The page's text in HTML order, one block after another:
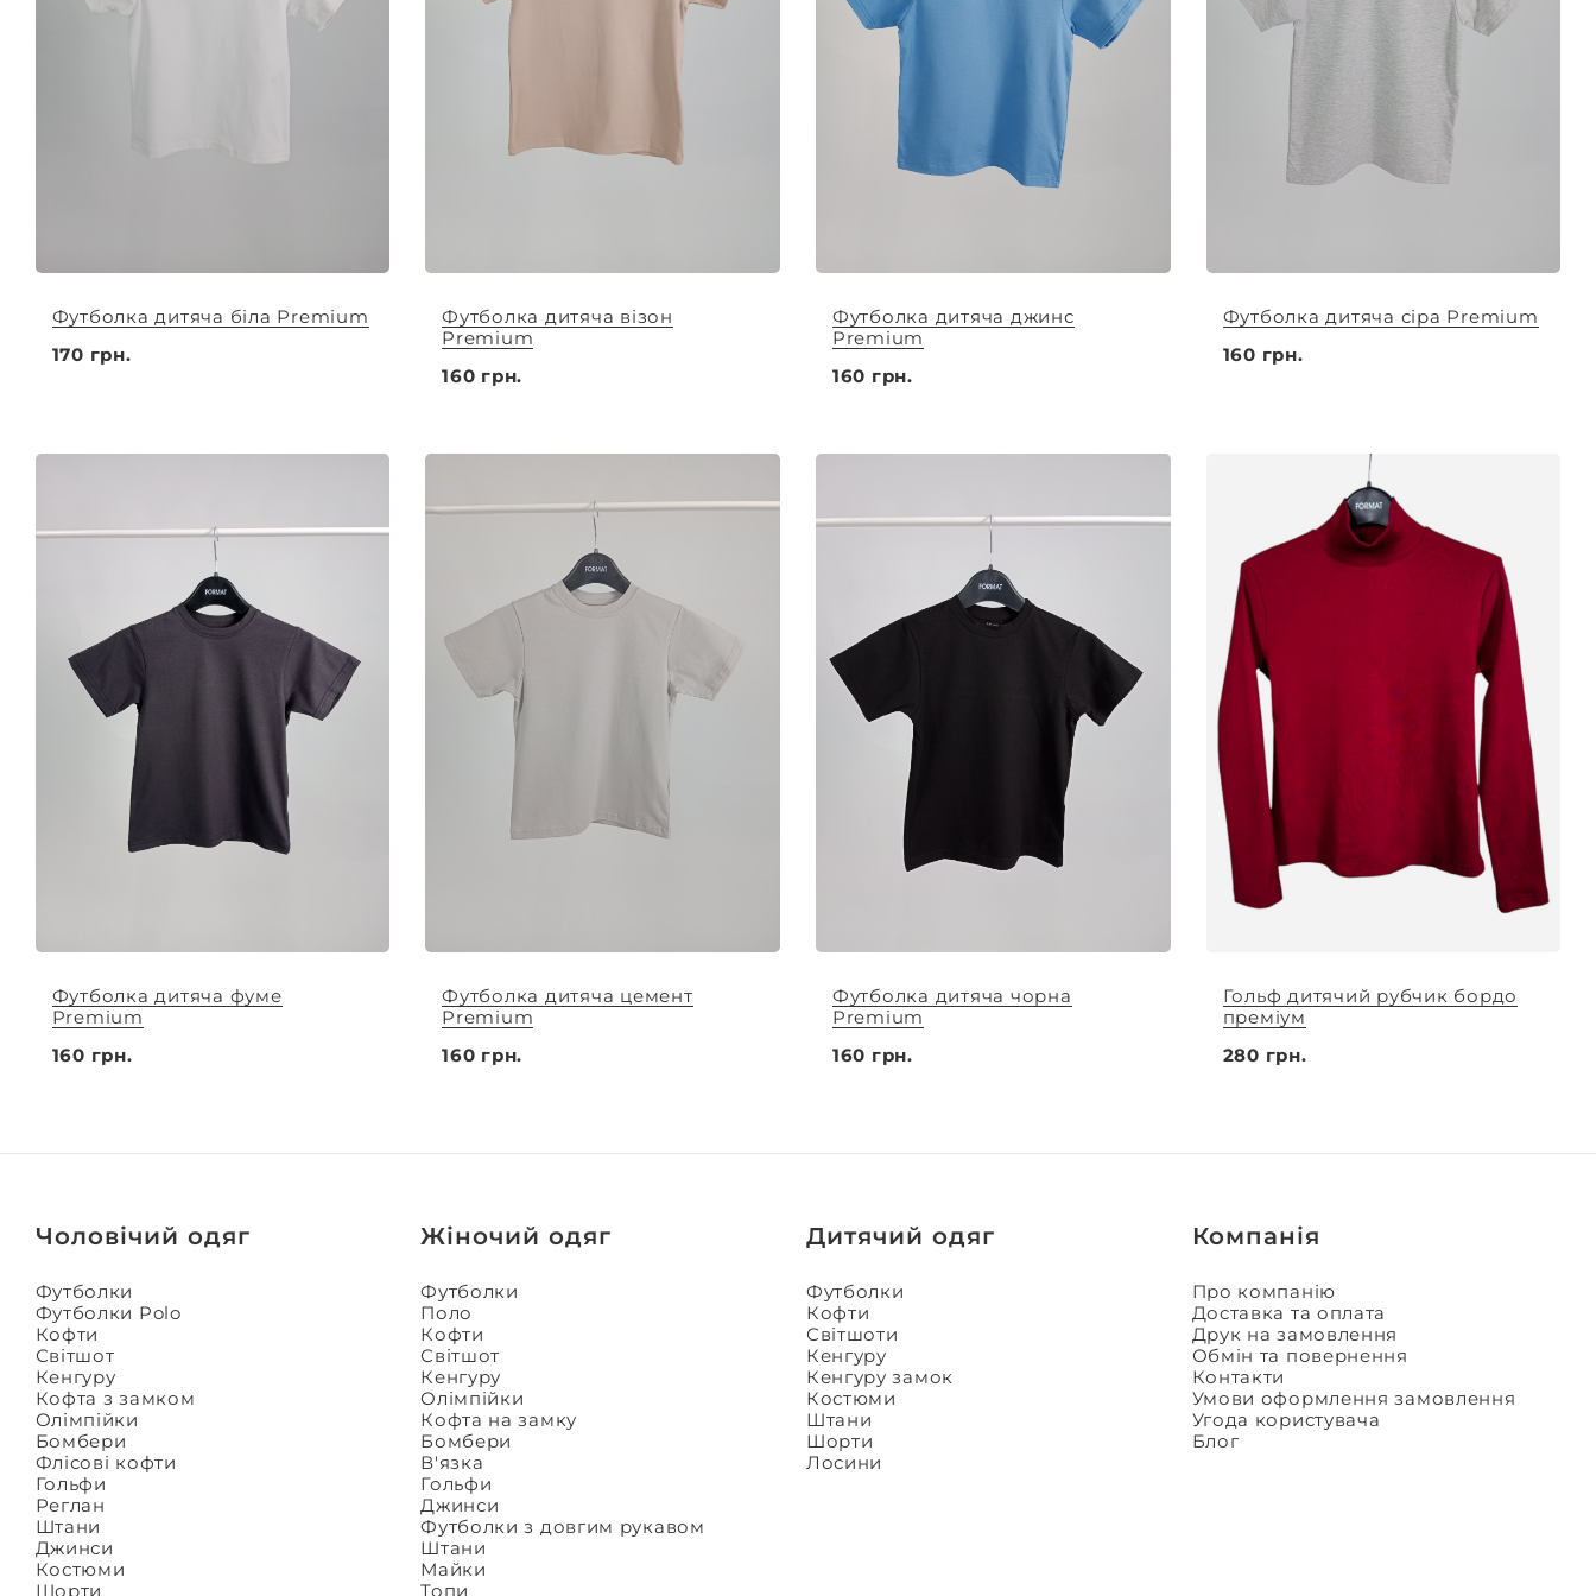
Футболка дитяча біла Premium
170 грн.
Футболка дитяча візон
Premium
160 грн.
Футболка дитяча джинс
Premium
160 грн.
Футболка дитяча сіра Premium
160 грн.
Футболка дитяча фуме
Premium
160 грн.
Футболка дитяча цемент
Premium
160 грн.
Футболка дитяча чорна
Premium
160 грн.
Гольф дитячий рубчик бордо
преміум
280 грн.
Чоловічий одяг
Футболки
Футболки Polo
Кофти
Світшот
Кенгуру
Кофта з замком
Олімпійки
Бомбери
Флісові кофти
Гольфи
Реглан
Штани
Джинси
Костюми
Шорти
Жіночий одяг
Футболки
Поло
Кофти
Світшот
Кенгуру
Олімпійки
Кофта на замку
Бомбери
В'язка
Гольфи
Джинси
Футболки з довгим рукавом
Штани
Майки
Топи
Дитячий одяг
Футболки
Кофти
Світшоти
Кенгуру
Кенгуру замок
Костюми
Штани
Шорти
Лосини
Компанія
Про компанію
Доставка та оплата
Друк на замовлення
Обмін та повернення
Контакти
Умови оформлення замовлення
Угода користувача
Блог